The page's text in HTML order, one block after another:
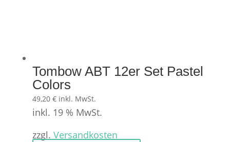
Tombow ABT 12er Set Pastel
Colors
49,20 € inkl. MwSt.
inkl. 19 % MwSt.
zzgl. Versandkosten